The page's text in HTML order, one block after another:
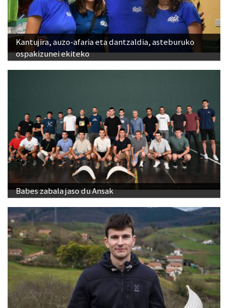
Kantujira, auzo-afaria eta dantzaldia, asteburuko
ospakizunei ekiteko
Babes zabala jaso du Ansak